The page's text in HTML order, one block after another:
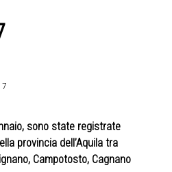
sono state registrate
provincia dell’Aquila tra
Campotosto, Cagnano